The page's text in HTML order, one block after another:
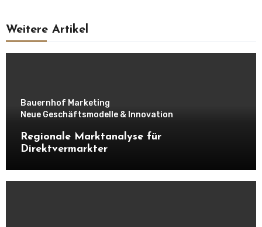
Weitere Artikel
Bauernhof Marketing
Neue Geschäftsmodelle & Innovation
Regionale Marktanalyse für
Direktvermarkter